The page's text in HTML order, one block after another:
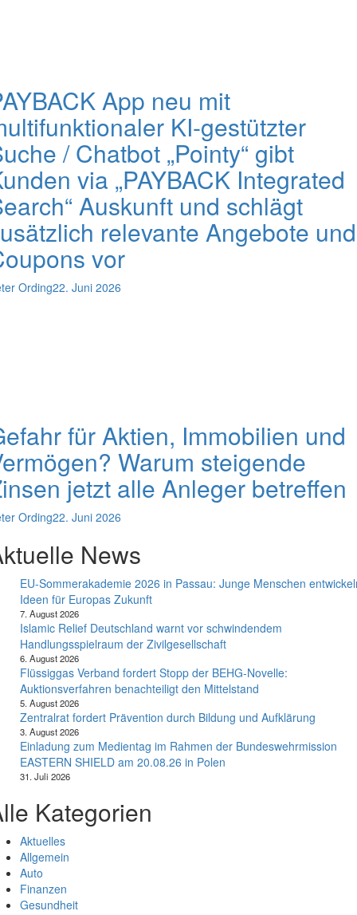
App neu mit
KI-gestützter
/ Chatbot „Pointy“ gibt
via „PAYBACK Integrated
Auskunft und schlägt
relevante Angebote und
vor
Ording22. Juni 2026
für Aktien, Immobilien und
Warum steigende
jetzt alle Anleger betreffen
Ording22. Juni 2026
News
EU-Sommerakademie 2026 in Passau: Junge Menschen
Ideen für Europas Zukunft
7. August 2026
Islamic Relief Deutschland warnt vor schwindendem
Handlungsspielraum der Zivilgesellschaft
6. August 2026
Flüssiggas Verband fordert Stopp der BEHG-Novelle:
Auktionsverfahren benachteiligt den Mittelstand
5. August 2026
Zentralrat fordert Prävention durch Bildung und Aufklärung
3. August 2026
Einladung zum Medientag im Rahmen der Bundeswehrmission
EASTERN SHIELD am 20.08.26 in Polen
31. Juli 2026
Kategorien
Aktuelles
Allgemein
Auto
Finanzen
Gesundheit